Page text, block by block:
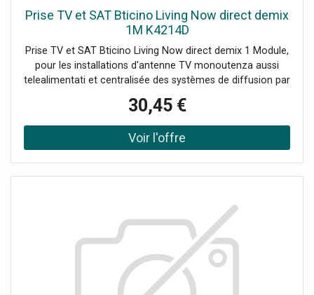
Prise TV et SAT Bticino Living Now direct demix
1M K4214D
Prise TV et SAT Bticino Living Now direct demix 1 Module,
pour les installations d'antenne TV monoutenza aussi
telealimentati et centralisée des systèmes de diffusion par
passage du courant et le signal de sélection de canal - TV
connecteur, mâle Ø 9,5 mm - connecteur SAT type F
30,45 €